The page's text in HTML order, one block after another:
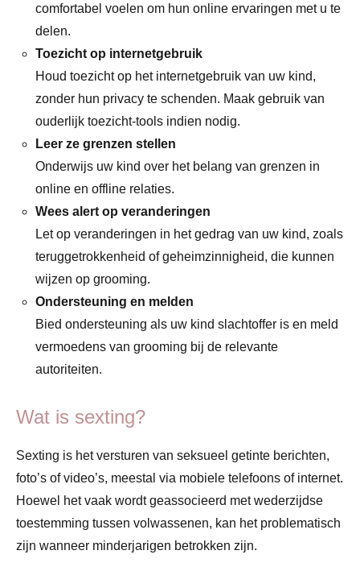
comfortabel voelen om hun online ervaringen met u te
delen.
Toezicht op internetgebruik
Houd toezicht op het internetgebruik van uw kind,
zonder hun privacy te schenden. Maak gebruik van
ouderlijk toezicht-tools indien nodig.
Leer ze grenzen stellen
Onderwijs uw kind over het belang van grenzen in
online en offline relaties.
Wees alert op veranderingen
Let op veranderingen in het gedrag van uw kind, zoals
teruggetrokkenheid of geheimzinnigheid, die kunnen
wijzen op grooming.
Ondersteuning en melden
Bied ondersteuning als uw kind slachtoffer is en meld
vermoedens van grooming bij de relevante
autoriteiten.
Wat is sexting?
Sexting is het versturen van seksueel getinte berichten,
foto’s of video’s, meestal via mobiele telefoons of internet.
Hoewel het vaak wordt geassocieerd met wederzijdse
toestemming tussen volwassenen, kan het problematisch
zijn wanneer minderjarigen betrokken zijn.